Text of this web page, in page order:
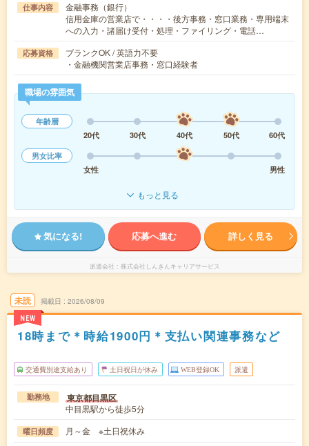
仕事内容
金融事務（銀行）
信用金庫の営業店で・・・・後方事務・窓口業務・専用端末
への入力・諸届け受付・処理・ファイリング・電話…
応募資格
ブランクOK / 英語力不要
・金融機関営業店事務・窓口経験者
職場の雰囲気
年齢層
20代
30代 40代 50代
60代
男女比率
女性
男性
もっと見る
気になる! 応募へ進む 詳しく見る
派遣会社 株式会社しんきんキャリアサービス
未読
NEW
掲載日 2026/08/09
18時まで＊時給1900円＊支払い関連事務など
交通費別途支給あり 土日祝日が休み WEB登録OK 派遣
勤務地 東京都目黒区
中目黒駅から徒歩5分
曜日頻度 月～金 ※土日祝休み